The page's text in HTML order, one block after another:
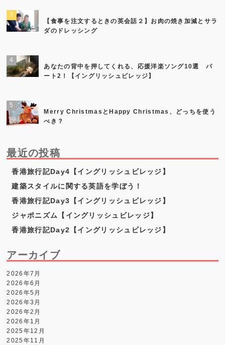
【食事を注文するときの英会話２】お肉の焼き加減とサラ
ダのドレッシング
あなたの背中を押してくれる、応援洋楽ソング10選 パ
ート2！【イングリッシュビレッジ】
Merry ChristmasとHappy Christmas、どっちを使う
べき？
最近の投稿
香港旅行記Day4【イングリッシュビレッジ】
建築スタイルに関する英語を学ぼう！
香港旅行記Day3【イングリッシュビレッジ】
ジャポニズム【イングリッシュビレッジ】
香港旅行記Day2【イングリッシュビレッジ】
アーカイブ
2026年7月
2026年6月
2026年5月
2026年3月
2026年2月
2026年1月
2025年12月
2025年11月